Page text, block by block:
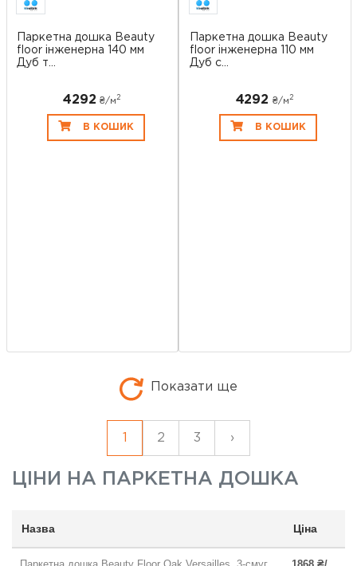
Паркетна дошка Beauty
floor інженерна 140 мм
Дуб т...
4292 ₴/м2
В КОШИК
Паркетна дошка Beauty
floor інженерна 110 мм
Дуб с...
4292 ₴/м 2
В КОШИК
Показати ще
2 3 ›
ЦІНИ НА ПАРКЕТНА ДОШКА
Назва Ціна